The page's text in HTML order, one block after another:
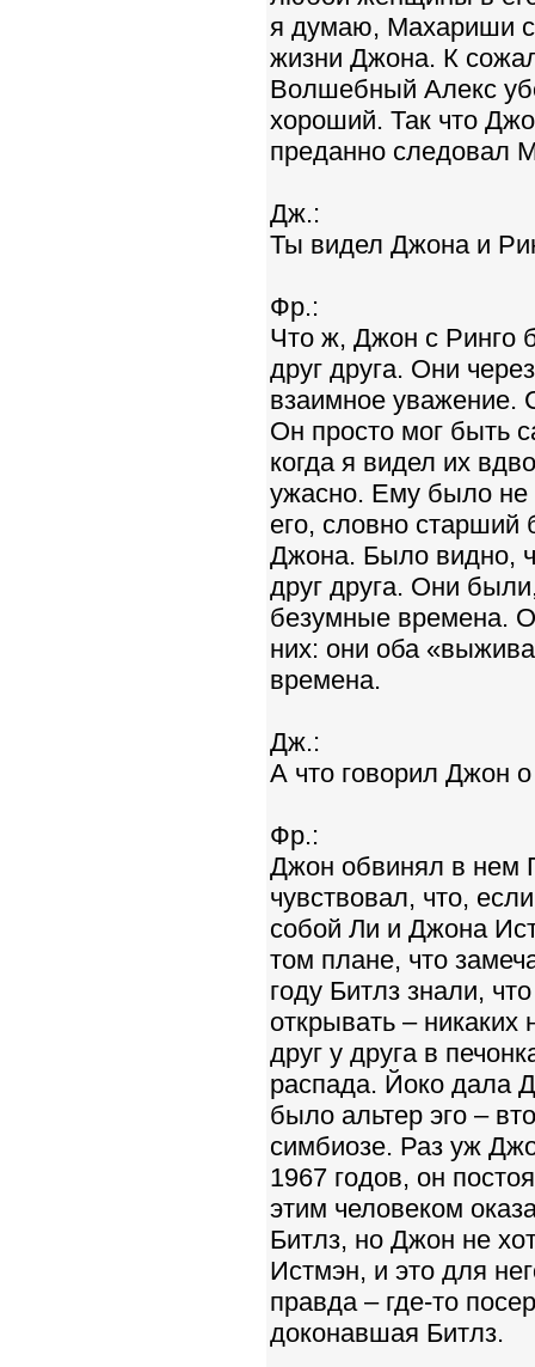
я думаю, Махариши
жизни Джона. К
Волшебный Алекс
хороший. Так что
преданно следовал
Дж.:
Ты видел Джона и
Фр.:
Что ж, Джон с Ринго
друг друга. Они
взаимное уважение.
Он просто мог быть
когда я видел их
ужасно. Ему было не
его, словно старший
Джона. Было видно,
друг друга. Они
безумные времена.
них: они оба
времена.
Дж.:
А что говорил Джон
Фр.:
Джон обвинял в нем
чувствовал, что,
собой Ли и Джона
том плане, что
году Битлз знали,
открывать –
друг у друга в
распада. Йоко дала
было альтер эго –
симбиозе. Раз уж
1967 годов, он
этим человеком
Битлз, но Джон не
Истмэн, и это для
правда – где-то
доконавшая Битлз.